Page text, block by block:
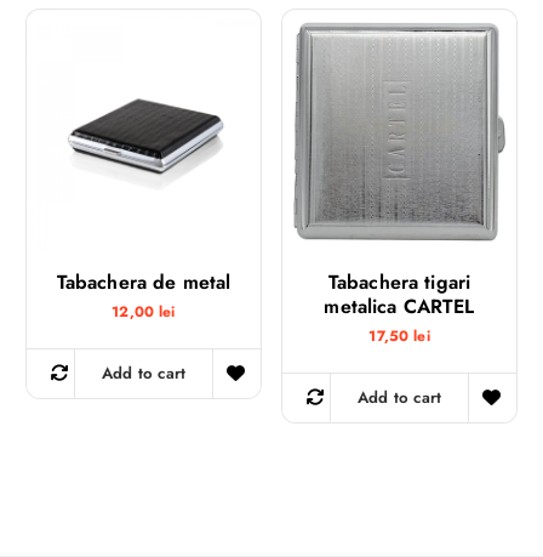
Tabachera de metal
12,00lei
Add to cart
Tabachera tigari
metalica CARTEL
17,50lei
Add to cart